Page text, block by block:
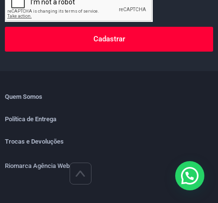
Cadastrar
Riomarca Agência Web
>
Quem Somos
Política de Entrega
Trocas e Devoluções